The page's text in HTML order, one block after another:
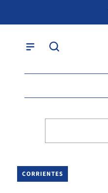
CORRIENTES